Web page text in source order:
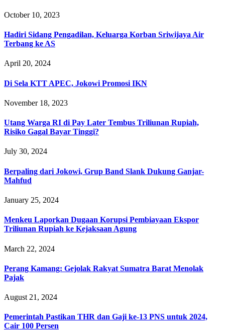
October 10, 2023
Hadiri Sidang Pengadilan, Keluarga Korban Sriwijaya Air
Terbang ke AS
April 20, 2024
Di Sela KTT APEC, Jokowi Promosi IKN
November 18, 2023
Utang Warga RI di Pay Later Tembus Triliunan Rupiah,
Risiko Gagal Bayar Tinggi?
July 30, 2024
Berpaling dari Jokowi, Grup Band Slank Dukung Ganjar-
Mahfud
January 25, 2024
Menkeu Laporkan Dugaan Korupsi Pembiayaan Ekspor
Triliunan Rupiah ke Kejaksaan Agung
March 22, 2024
Perang Kamang: Gejolak Rakyat Sumatra Barat Menolak
Pajak
August 21, 2024
Pemerintah Pastikan THR dan Gaji ke-13 PNS untuk 2024,
Cair 100 Persen